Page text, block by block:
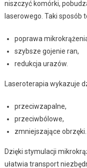
niszczyć komórki,
laserowego. Taki sposób
poprawa
szybsze gojenie ran,
redukcja urazów.
Laseroterapia wykazuje
przeciwzapalne,
przeciwbólowe,
zmniejszające obrzęki.
Dzięki stymulacji
ułatwia transport